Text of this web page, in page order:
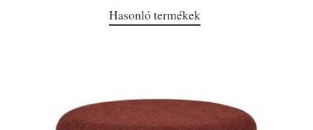
Hasonló termékek